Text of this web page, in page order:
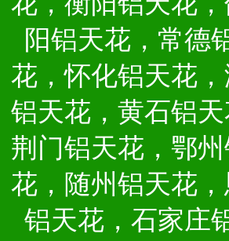
阳铝天花，常德
花，怀化铝天花
铝天花，黄石铝
荆门铝天花，鄂
花，随州铝天花
铝天花，石家庄